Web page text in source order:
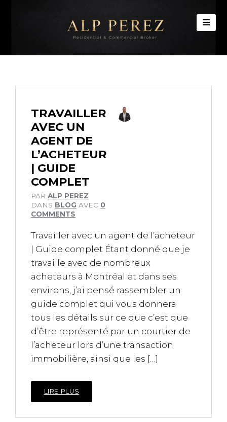
TRAVAILLER
AVEC UN
AGENT DE
L’ACHETEUR
| GUIDE
COMPLET
PAR ALP PEREZ
DANS BLOG AVEC 0
COMMENTS
Travailler avec un agent de l’acheteur
| Guide complet Étant donné que je
travaille avec de nombreux
acheteurs à Montréal et dans ses
environs, j’ai pensé rassembler un
guide complet qui vous donnera
tous les détails sur ce que c’est que
d’être représenté par un courtier de
l’acheteur lors d’une transaction
immobilière, ainsi que les […]
LIRE PLUS